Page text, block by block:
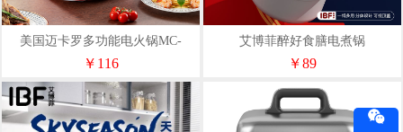
美国迈卡罗多功能电火锅MC-
HG3525
￥116
艾博菲醉好食膳电煮锅
￥89